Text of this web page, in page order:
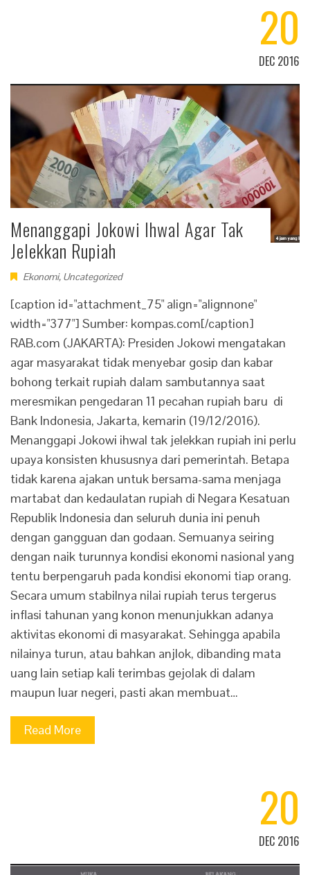
20
DEC 2016
Menanggapi Jokowi Ihwal Agar Tak
Jelekkan Rupiah
Ekonomi, Uncategorized
[caption id="attachment_75" align="alignnone"
width="377"] Sumber: kompas.com[/caption]
RAB.com (JAKARTA): Presiden Jokowi mengatakan
agar masyarakat tidak menyebar gosip dan kabar
bohong terkait rupiah dalam sambutannya saat
meresmikan pengedaran 11 pecahan rupiah baru di
Bank Indonesia, Jakarta, kemarin (19/12/2016).
Menanggapi Jokowi ihwal tak jelekkan rupiah ini perlu
upaya konsisten khususnya dari pemerintah. Betapa
tidak karena ajakan untuk bersama-sama menjaga
martabat dan kedaulatan rupiah di Negara Kesatuan
Republik Indonesia dan seluruh dunia ini penuh
dengan gangguan dan godaan. Semuanya seiring
dengan naik turunnya kondisi ekonomi nasional yang
tentu berpengaruh pada kondisi ekonomi tiap orang.
Secara umum stabilnya nilai rupiah terus tergerus
inflasi tahunan yang konon menunjukkan adanya
aktivitas ekonomi di masyarakat. Sehingga apabila
nilainya turun, atau bahkan anjlok, dibanding mata
uang lain setiap kali terimbas gejolak di dalam
maupun luar negeri, pasti akan membuat…
Read More
20
DEC 2016